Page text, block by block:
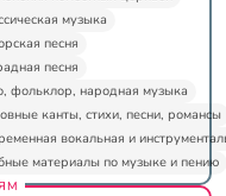
музыка
песня
песня
фольклор, народная музыка
канты, стихи, песни, романсы
вокальная и
материалы по музыке и пению